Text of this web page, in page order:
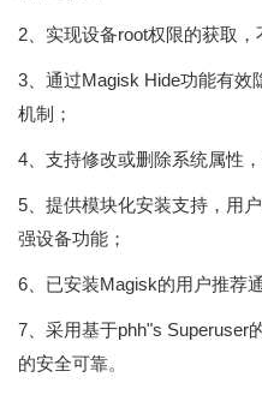
2、实现设备root权限的获取
3、通过Magisk Hide功能有效
机制；
4、支持修改或删除系统属性
5、提供模块化安装支持，用
强设备功能；
6、已安装Magisk的用户推荐
7、采用基于phh"s Superuser
的安全可靠。